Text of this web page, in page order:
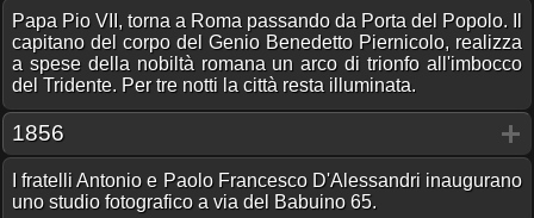
Papa Pio VII, torna a Roma passando da Porta del Popolo. Il
capitano del corpo del Genio Benedetto Piernicolo, realizza
a spese della nobiltà romana un arco di trionfo all'imbocco
del Tridente. Per tre notti la città resta illuminata.
1856
I fratelli Antonio e Paolo Francesco D'Alessandri inaugurano
uno studio fotografico a via del Babuino 65.